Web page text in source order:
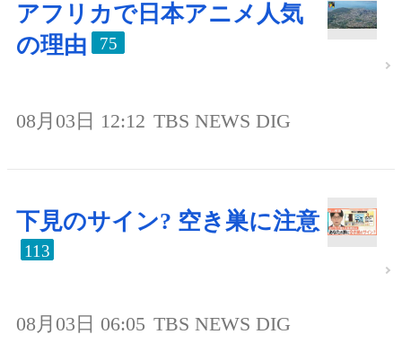
アフリカで日本アニメ人気
の理由
75
08月03日 12:12 TBS NEWS DIG
下見のサイン? 空き巣に注意
113
08月03日 06:05 TBS NEWS DIG